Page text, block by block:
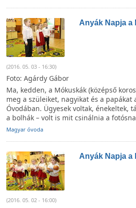
Anyák Napja a
(2016. 05. 03 - 16:30)
Foto: Agárdy Gábor
Ma, kedden, a Mókuskák (középső
meg a szüleiket, nagyikat és a papákat
Óvodában. Ügyesek voltak, énekeltek,
a bolhák – volt is mit csinálnia a
Magyar óvoda
Anyák Napja a
(2016. 05. 02 - 16:00)